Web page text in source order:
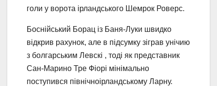
голи у ворота ірландського Шемрок Роверс.
Боснійський Борац із Баня-Луки швидко
відкрив рахунок, але в підсумку зіграв унічию
з болгарським Левскі , тоді як представник
Сан-Марино Тре Фіорі мінімально
поступився північноірландському Ларну.